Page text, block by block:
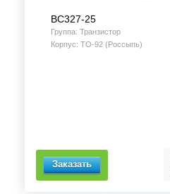
BC327-25
Группа: Транзистор
Корпус: TO-92 (Россыпь)